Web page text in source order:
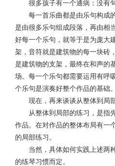
很多孩子有一个通病：没有句
每一首乐曲都是由乐句构成
是由很多乐句组成段落，再由相
好每一个乐句，就等于是为庞大
架，音符就是建筑物的每一块砖
是建筑物的支架，最终在和声的
场。每一个乐句都需要运用有呼
个乐句是演奏好整个作品的基础。
现在，再来谈谈从整体到局部
从整体到局部的练习，是指
作品。在对作品的整体布局有一
的局部练习。
当然，具体如何实践上述两种
的练琴习惯而定。